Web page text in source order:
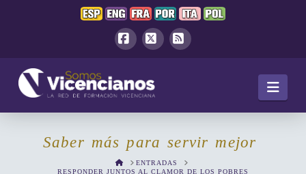
Saber más para servir mejor
HOMEENTRADAS
RESPONDER JUNTOS AL CLAMOR DE LOS POBRES